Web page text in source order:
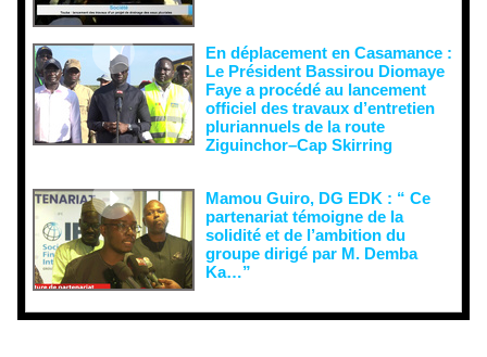
En déplacement en Casamance :
Le Président Bassirou Diomaye
Faye a procédé au lancement
officiel des travaux d’entretien
pluriannuels de la route
Ziguinchor–Cap Skirring
Mamou Guiro, DG EDK : “ Ce
partenariat témoigne de la
solidité et de l’ambition du
groupe dirigé par M. Demba
Ka…”